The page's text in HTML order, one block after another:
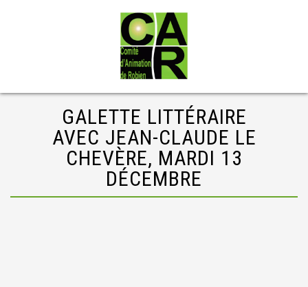
GALETTE LITTÉRAIRE
AVEC JEAN-CLAUDE LE
CHEVÈRE, MARDI 13
DÉCEMBRE